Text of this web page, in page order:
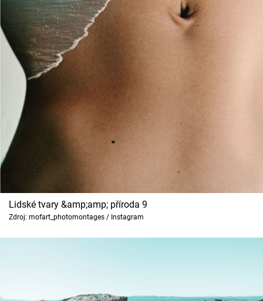
Lidské tvary &amp;amp; příroda 9
Zdroj: mofart_photomontages / Instagram